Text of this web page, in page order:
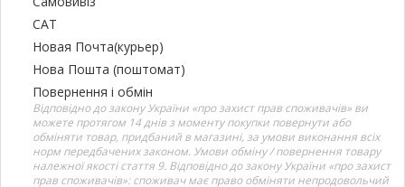
САТ
Новая Почта(курьер)
Нова Пошта (поштомат)
Повернення і обмін
Відповідно до закону України «про захист прав споживачів» ви
можете протягом 14 днів з моменту покупки повернути або
обміняти товар, придбаний в магазині, за умови виконання всіх
норм передбачених законом. Умови обміну / повернення товару
належної якості стаття 9. Відповідно до закону України «про захист
прав споживачів»: споживач має право обміняти непродовольчий